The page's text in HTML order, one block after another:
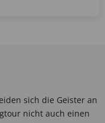
sich die Geister an
nicht auch einen